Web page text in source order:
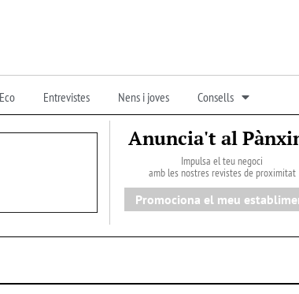
Eco Entrevistes Nens i joves Consells
Anuncia't al
Impulsa el teu negoci
amb les nostres revistes de proximitat
Promociona el meu